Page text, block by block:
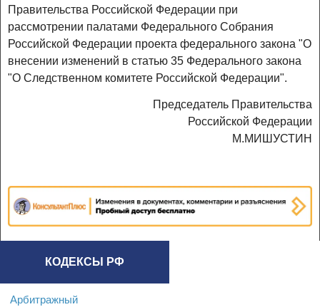
Правительства Российской Федерации при
рассмотрении палатами Федерального Собрания
Российской Федерации проекта федерального закона "О
внесении изменений в статью 35 Федерального закона
"О Следственном комитете Российской Федерации".
Председатель Правительства
Российской Федерации
М.МИШУСТИН
КОДЕКСЫ РФ
Арбитражный